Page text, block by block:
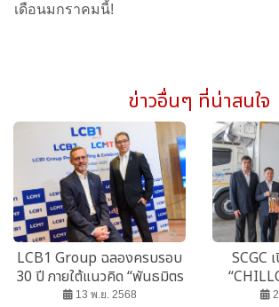
เดือนมกราคมนี้!
ข่าวอื่นๆ ที่น่าสนใจ
LCB1 Group ฉลองครบรอบ
30 ปี ภายใต้แนวคิด “พันธมิตร
ที่เชื่อถือได้ ท่าเรือที่ไว้วางใจ”
13 พ.ย. 2568
SCGC
พลังงาน ล่